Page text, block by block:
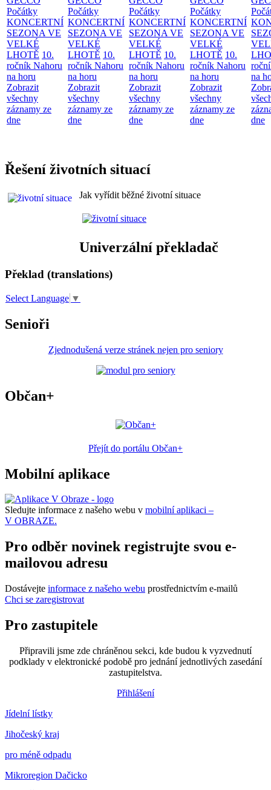
Počátky
KONCERTNÍ
SEZONA VE
VELKÉ
LHOTĚ 10.
ročník Nahoru
na horu
Zobrazit
všechny
záznamy ze
dne
Počátky
KONCERTNÍ
SEZONA VE
VELKÉ
LHOTĚ 10.
ročník Nahoru
na horu
Zobrazit
všechny
záznamy ze
dne
Počátky
KONCERTNÍ
SEZONA VE
VELKÉ
LHOTĚ 10.
ročník Nahoru
na horu
Zobrazit
všechny
záznamy ze
dne
Počátky
KONCERTNÍ
SEZONA VE
VELKÉ
LHOTĚ 10.
ročník Nahoru
na horu
Zobrazit
všechny
záznamy ze
dne
na
dne
Řešení životních situací
Jak vyřídit běžné životní situace
Univerzální překladač
Překlad (translations)
Select Language ▼
Senioři
Zjednodušená verze stránek nejen pro seniory
Občan+
Přejít do portálu Občan+
Mobilní aplikace
Sledujte informace z našeho webu v mobilní aplikaci –
V OBRAZE.
Pro odběr novinek registrujte svou e-
mailovou adresu
Dostávejte informace z našeho webu prostřednictvím e-mailů
Chci se zaregistrovat
Pro zastupitele
Připravili jsme zde chráněnou sekci, kde budou k vyzvednutí
podklady v elektronické podobě pro jednání jednotlivých zasedání
zastupitelstva.
Přihlášení
Jídelní lístky
Jihočeský kraj
pro méně odpadu
Mikroregion Dačicko